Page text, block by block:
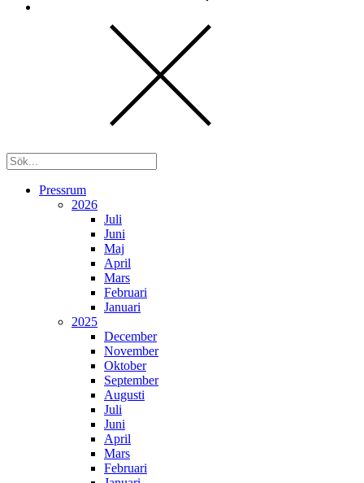
Pressrum
2026
Juli
Juni
Maj
April
Mars
Februari
Januari
2025
December
November
Oktober
September
Augusti
Juli
Juni
April
Mars
Februari